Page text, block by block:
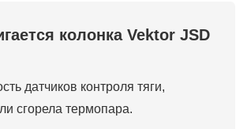
колонка Vektor JSD
датчиков контроля тяги,
сгорела термопара.